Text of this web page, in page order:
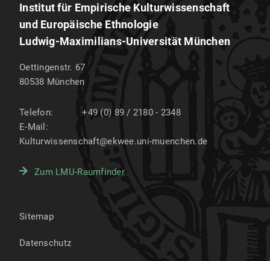
Institut für Empirische Kulturwissenschaft
und Europäische Ethnologie
Ludwig-Maximilians-Universität München
Oettingenstr. 67
80538 München
Telefon:
+49 (0) 89 / 2180 - 2348
E-Mail:
Kulturwissenschaft@ekwee.uni-muenchen.de
Zum LMU-Raumfinder
Sitemap
Datenschutz